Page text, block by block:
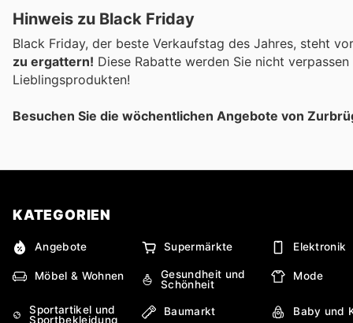
Hinweis zu Black Friday
Black Friday, der beste Verkaufstag des Jahres, steht
zu ergattern! Diese Rabatte werden Sie nicht
Lieblingsprodukten!
Besuchen Sie die wöchentlichen Angebote von
KATEGORIEN
Angebote Supermärkte Elektronik
Möbel & Wohnen
Gesundheit und
Schönheit
Mode
Sportartikel und
Sportbekleidung
Baumarkt Baby und